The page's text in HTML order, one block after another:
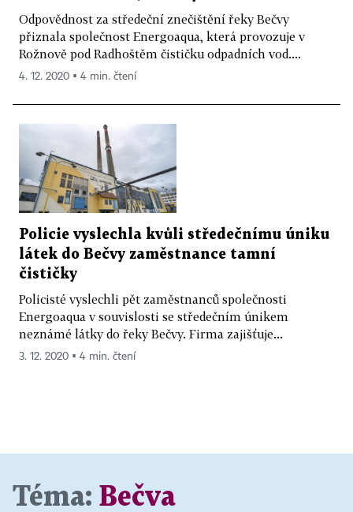
Odpovědnost za středeční znečištění řeky Bečvy
přiznala společnost Energoaqua, která provozuje v
Rožnově pod Radhoštěm čističku odpadních vod....
4. 12. 2020 ▪ 4 min. čtení
Policie vyslechla kvůli středečnímu úniku
látek do Bečvy zaměstnance tamní
čističky
Policisté vyslechli pět zaměstnanců společnosti
Energoaqua v souvislosti se středečním únikem
neznámé látky do řeky Bečvy. Firma zajišťuje...
3. 12. 2020 ▪ 4 min. čtení
Téma: Bečva